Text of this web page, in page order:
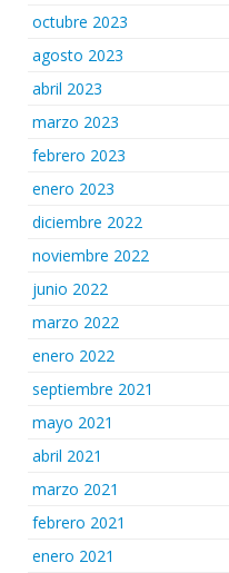
octubre 2023
agosto 2023
abril 2023
marzo 2023
febrero 2023
enero 2023
diciembre 2022
noviembre 2022
junio 2022
marzo 2022
enero 2022
septiembre 2021
mayo 2021
abril 2021
marzo 2021
febrero 2021
enero 2021